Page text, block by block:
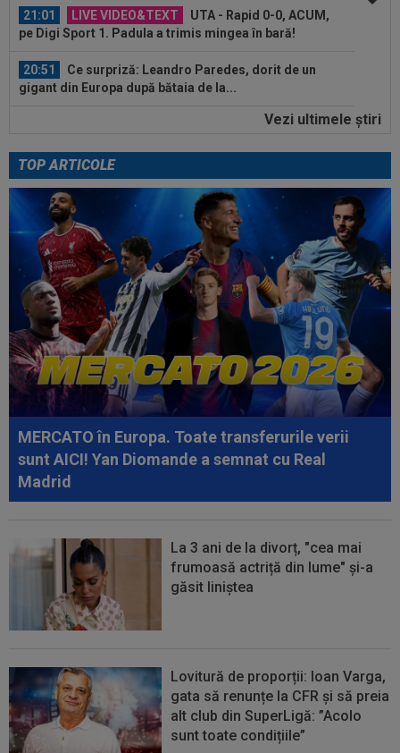
21:01 LIVE VIDEO&TEXT
UTA - Rapid 0-0, ACUM,
pe Digi Sport 1. Padula a trimis mingea în bară!
20:51
Ce surpriză: Leandro Paredes, dorit de un
gigant din Europa după bătaia de la...
S-a decis! Pleacă de la Barcelona, după doar
21:44 OFICIAL
A fost prezentat în funcția de
antrenor al Italiei U16
21:29 EXCLUSIV
Conducerea de la Universitatea
Craiova a dat verdictul! Analiza transferurilor...
21:19 Lovitura primită de Rapid la meciul cu UTA
21:06 FOTO
Ioana Țiriac a plecat din Dubai și nu s-
a uitat deloc la bani: 2.000 de euro pe...
21:05
Prima reacție a lui Ovidiu Burcă, după ce
Cosmin Matei a fost suspendat pentru...
Vezi ultimele ştiri
TOP ARTICOLE
MERCATO în Europa. Toate transferurile verii
sunt AICI! Yan Diomande a semnat cu Real
Madrid
La 3 ani de la divorț, "cea mai
frumoasă actriță din lume" și-a
găsit liniștea
Lovitură de proporții: Ioan Varga,
gata să renunțe la CFR și să preia
alt club din SuperLigă: ”Acolo
sunt toate condițiile”